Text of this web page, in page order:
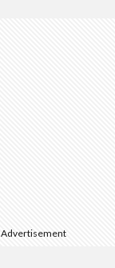
Advertisement